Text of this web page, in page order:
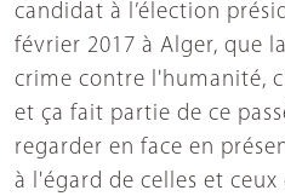
candidat à l’élection
février 2017 à Alger, que
crime contre l'humanité,
et ça fait partie de ce
regarder en face en
à l'égard de celles et ceux